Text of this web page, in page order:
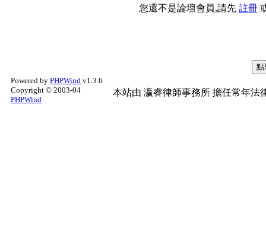
您還不是論壇會員,請先 註冊
Powered by PHPWind v1.3.6
Copyright © 2003-04
PHPWind
本站由 瀛睿律師事務所 擔任常年法